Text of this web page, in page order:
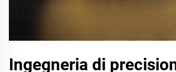
Ingegneria di